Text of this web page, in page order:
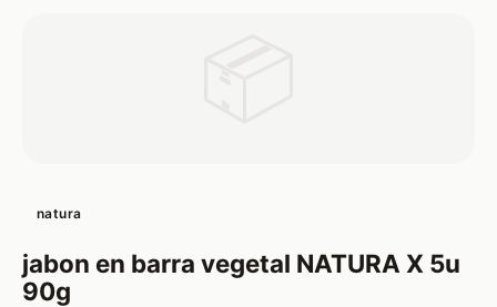
natura
jabon en barra vegetal NATURA X 5u
90g